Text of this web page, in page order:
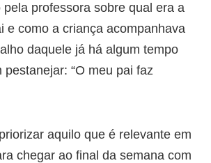
professora sobre qual era a
e como a criança acompanhava
daquele já há algum tempo
pestanejar: “O meu pai faz
aquilo que é relevante em
chegar ao final da semana com